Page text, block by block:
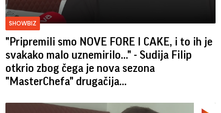
SHOWBIZ
"Pripremili smo NOVE FORE I CAKE, i to ih je
svakako malo uznemirilo..." - Sudija Filip
otkrio zbog čega je nova sezona
"MasterChefa" drugačija...